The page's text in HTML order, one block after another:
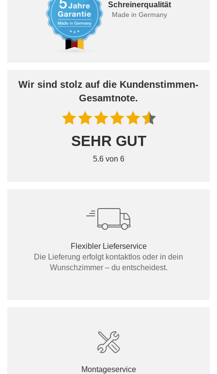
Schreinerqualität
Made in Germany
Wir sind stolz auf die Kundenstimmen-
Gesamtnote.
SEHR GUT
5.6 von 6
Flexibler Lieferservice
Die Lieferung erfolgt kontaktlos oder in dein
Wunschzimmer – du entscheidest.
Montageservice